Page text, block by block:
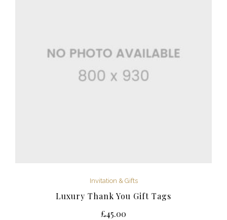
Invitation & Gifts
Luxury Thank You Gift Tags
£45.00